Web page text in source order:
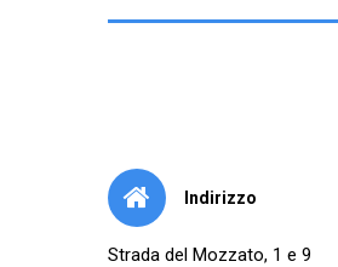
Indirizzo
Strada del Mozzato, 1 e 9